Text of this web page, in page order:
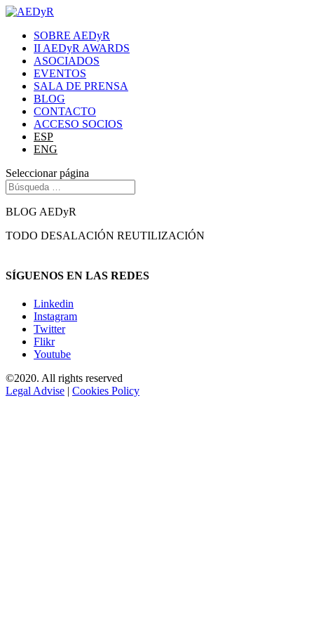
SOBRE AEDyR
II AEDyR AWARDS
ASOCIADOS
EVENTOS
SALA DE PRENSA
BLOG
CONTACTO
ACCESO SOCIOS
ESP
ENG
Seleccionar página
BLOG AEDyR
TODO DESALACIÓN REUTILIZACIÓN
SÍGUENOS EN LAS REDES
Linkedin
Instagram
Twitter
Flikr
Youtube
©2020. All rights reserved
Legal Advise | Cookies Policy